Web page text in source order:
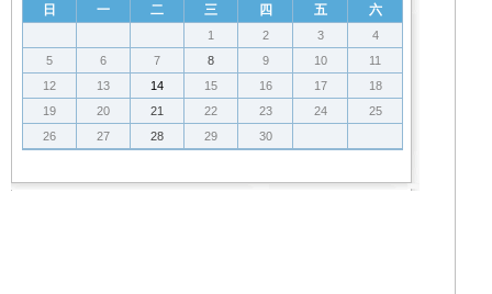
日 一 二 三 四 五 六
1 2 3
4
5
6 7 8 9 10
11
12
13 14 15 16 17
18
19
20 21 22 23 24
25
26
27 28 29 30